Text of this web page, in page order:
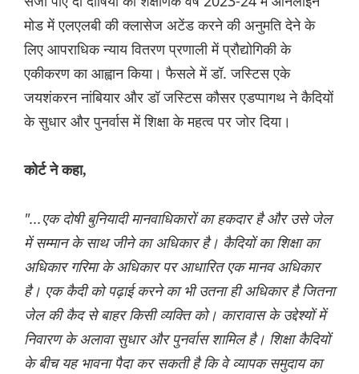
मोड में एलएलबी की क्लासेज अटेंड करने की अनुमति देने के
लिए आपराधिक न्याय वितरण प्रणाली में प्रौद्योगिकी के
एकीकरण का आह्वान किया। फैसले में डॉ. जस्टिस एके
जयशंकरन नांबियार और डॉ जस्टिस कौसर एडप्पागथ ने कैदियों
के सुधार और पुनर्वास में शिक्षा के महत्व पर जोर दिया।
कोर्ट ने कहा,
"...एक दोषी बुनियादी मानवाधिकारों का हकदार है और उसे जेल
में सम्मान के साथ जीने का अधिकार है। कैदियों का शिक्षा का
अधिकार गरिमा के अधिकार पर आधारित एक मानव अधिकार
है। एक कैदी को पढ़ाई करने का भी उतना ही अधिकार है जितना
जेल की कैद से बाहर किसी व्यक्ति को। कारावास के उद्देश्यों में
निवारण के अलावा सुधार और पुनर्वास शामिल है। शिक्षा कैदियों
के बीच यह भावना पैदा कर सकती है कि वे व्यापक समुदाय का